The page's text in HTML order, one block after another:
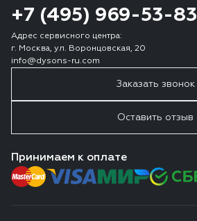
+7 (495) 969-53-83
Адрес сервисного центра:
г. Москва, ул. Воронцовская, 20
info@dysons-ru.com
Заказать звонок
Оставить отзыв
Принимаем к оплате